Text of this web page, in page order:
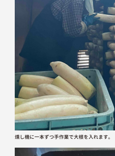
燻し機に一本ずつ手作業で大根を入れます。